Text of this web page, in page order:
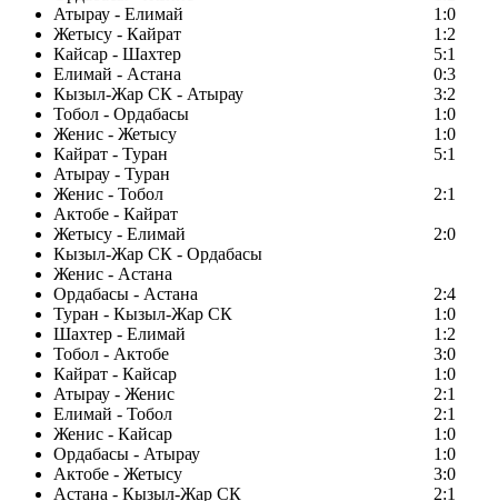
Атырау - Елимай
1:0
Жетысу - Кайрат
1:2
Кайсар - Шахтер
5:1
Елимай - Астана
0:3
Кызыл-Жар СК - Атырау
3:2
Тобол - Ордабасы
1:0
Женис - Жетысу
1:0
Кайрат - Туран
5:1
Атырау - Туран
Женис - Тобол
2:1
Актобе - Кайрат
Жетысу - Елимай
2:0
Кызыл-Жар СК - Ордабасы
Женис - Астана
Ордабасы - Астана
2:4
Туран - Кызыл-Жар СК
1:0
Шахтер - Елимай
1:2
Тобол - Актобе
3:0
Кайрат - Кайсар
1:0
Атырау - Женис
2:1
Елимай - Тобол
2:1
Женис - Кайсар
1:0
Ордабасы - Атырау
1:0
Актобе - Жетысу
3:0
Астана - Кызыл-Жар СК
2:1